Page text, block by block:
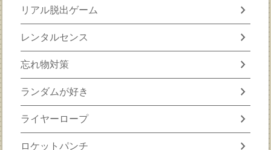
リアル脱出ゲーム chevron_right
レンタルセンス chevron_right
忘れ物対策 chevron_right
ランダムが好き chevron_right
ライヤーロープ chevron_right
ロケットパンチ chevron_right